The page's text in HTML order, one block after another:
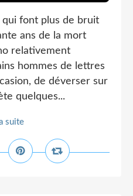
qui font plus de bruit
ans de la mort
relativement
hommes de lettres
de déverser sur
quelques...
suite